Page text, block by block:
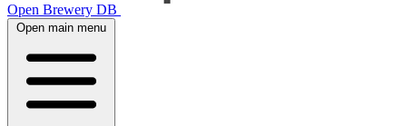
Open Brewery DB
Open main menu